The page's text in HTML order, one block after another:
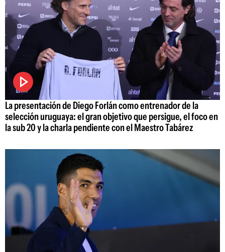
La presentación de Diego Forlán como entrenador de la
selección uruguaya: el gran objetivo que persigue, el foco en
la sub 20 y la charla pendiente con el Maestro Tabárez